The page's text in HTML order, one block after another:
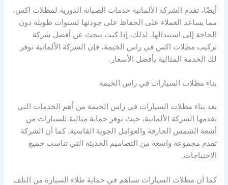
أيضًا، تقدم الشركة الألمانية خدمات الصيانة الدورية لمظلات اكس،
مما يساعد العملاء على الحفاظ على جودتها لسنوات طويلة دون
الحاجة إلى استبدالها. لذلك، إذا كنت تبحث عن أفضل شركة
تركيب مظلات اكس في راس الخيمة، فإن الشركة الألمانية توفر
لك الخدمة المثالية بأفضل الأسعار.
بناء مظلات السيارات في راس الخيمة
يعد بناء مظلات السيارات في راس الخيمة من أهم الخدمات التي
تقدمها الشركة الألمانية، حيث توفر حماية مثالية للسيارات من
أشعة الشمس الحارقة والعوامل الجوية القاسية. كما أن الشركة
تقدم مجموعة واسعة من التصاميم الحديثة التي تناسب جميع
الاحتياجات.
كما أن مظلات السيارات تساهم في حماية طلاء السيارة من التلف